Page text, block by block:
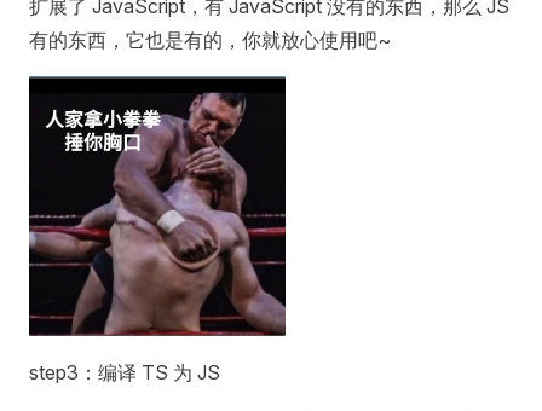
扩展了 JavaScript，有 JavaScript 没有的东西，那么 JS
有的东西，它也是有的，你就放心使用吧~
step3：编译 TS 为 JS